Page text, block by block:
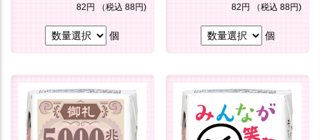
82円 （税込 88円)
個
82円 （税込 88円)
個